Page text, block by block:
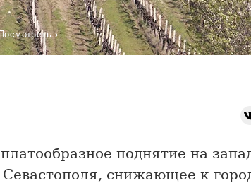
›
поднятие на
Севастополя, снижающее к